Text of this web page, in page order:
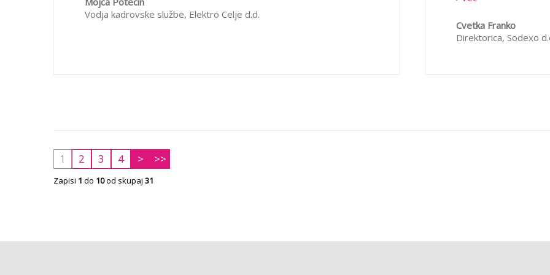
ustrežljivosti ali naivnosti posameznikov ter pridobiti izkušnje z
izvedbo e-izobraževanj. Izkazalo se je, da je e-izobraževanje za
Vodja kadrovske službe, Elektro Celje d.d.
zelo kratkem času
razvoja zaposlenih
prenesli še v e-
Cvetka Franko
Direktorica, Sodexo
1 2 3 4 > >>
Zapisi 1 do 10od skupaj 31